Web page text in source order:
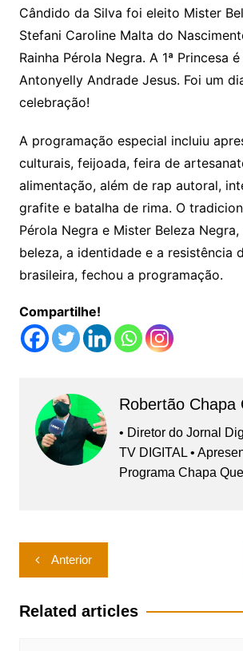
Cândido da Silva foi eleito Mister
Stefani Caroline Malta do
Rainha Pérola Negra. A 1ª Princesa
Antonyelly Andrade Jesus. Foi um
celebração!
A programação especial incluiu
culturais, feijoada, feira de
alimentação, além de rap autoral,
grafite e batalha de rima. O
Pérola Negra e Mister Beleza
beleza, a identidade e a resistência
brasileira, fechou a programação.
Compartilhe!
Robertão Chapa
• Diretor do Jornal
TV DIGITAL •
Programa Chapa
Navegação
de
Post
Anterior
Related articles